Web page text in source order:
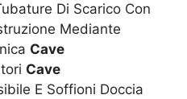
Di Scarico Con
Mediante
Cave
Cave
E Soffioni Doccia